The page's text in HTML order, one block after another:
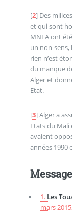
[2] Des
et qui sont
MNLA ont
un non-sens,
rien n’est
du manque
Alger et
Etat.
[3]Alger a
Etats du
avaient
années 1990
1. Les
mars